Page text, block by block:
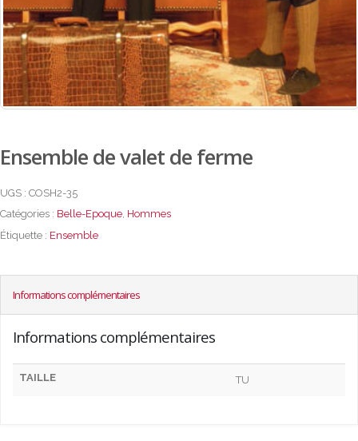
Ensemble de valet de ferme
UGS : COSH2-35
Catégories : Belle-Epoque, Hommes
Étiquette : Ensemble
Informations complémentaires
Informations complémentaires
TAILLE TU